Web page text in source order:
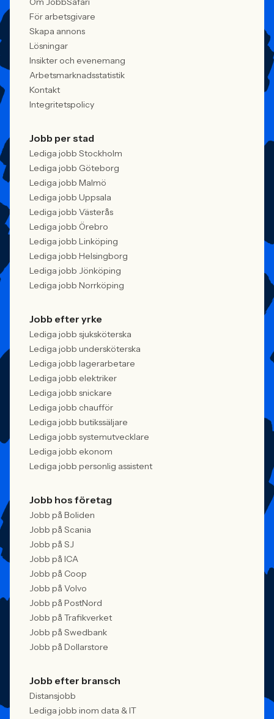
För arbetsgivare
Skapa annons
Lösningar
Insikter och evenemang
Arbetsmarknadsstatistik
Kontakt
Integritetspolicy
Jobb per stad
Lediga jobb Stockholm
Lediga jobb Göteborg
Lediga jobb Malmö
Lediga jobb Uppsala
Lediga jobb Västerås
Lediga jobb Örebro
Lediga jobb Linköping
Lediga jobb Helsingborg
Lediga jobb Jönköping
Lediga jobb Norrköping
Jobb efter yrke
Lediga jobb sjuksköterska
Lediga jobb undersköterska
Lediga jobb lagerarbetare
Lediga jobb elektriker
Lediga jobb snickare
Lediga jobb chaufför
Lediga jobb butikssäljare
Lediga jobb systemutvecklare
Lediga jobb ekonom
Lediga jobb personlig assistent
Jobb hos företag
Jobb på Boliden
Jobb på Scania
Jobb på SJ
Jobb på ICA
Jobb på Coop
Jobb på Volvo
Jobb på PostNord
Jobb på Trafikverket
Jobb på Swedbank
Jobb på Dollarstore
Jobb efter bransch
Distansjobb
Lediga jobb inom data & IT